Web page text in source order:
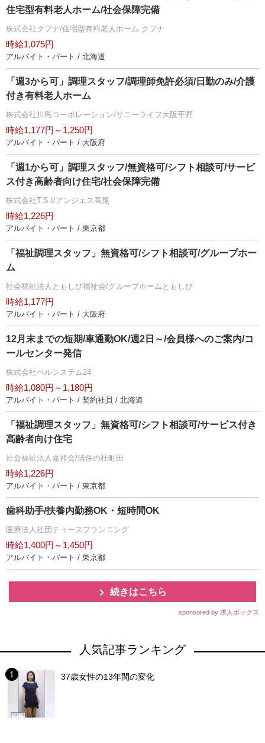
住宅型有料老人ホーム/社会保障完備
株式会社クプナ/住宅型有料老人ホーム クプナ
時給1,075円
アルバイト・パート / 北海道
「週3から可」調理スタッフ/調理師免許必須/日勤のみ/介護
付き有料老人ホーム
株式会社川島コーポレーション/サニーライフ大阪平野
時給1,177円～1,250円
アルバイト・パート / 大阪府
「週1から可」調理スタッフ/無資格可/シフト相談可/サービ
ス付き高齢者向け住宅/社会保障完備
株式会社T.S.I/アンジェス高尾
時給1,226円
アルバイト・パート / 東京都
「福祉調理スタッフ」無資格可/シフト相談可/グループホー
ム
社会福祉法人ともしび福祉会/グループホームともしび
時給1,177円
アルバイト・パート / 大阪府
12月末までの短期/車通勤OK/週2日～/会員様へのご案内/コ
ールセンター発信
株式会社ベルシステム24
時給1,080円～1,180円
アルバイト・パート / 契約社員 / 北海道
「福祉調理スタッフ」無資格可/シフト相談可/サービス付き
高齢者向け住宅
社会福祉法人嘉祥会/清住の杜町田
時給1,226円
アルバイト・パート / 東京都
歯科助手/扶養内勤務OK・短時間OK
医療法人社団ティースプランニング
時給1,400円～1,450円
アルバイト・パート / 東京都
続きはこちら
sponsored by 求人ボックス
人気記事ランキング
37歳女性の13年間の変化